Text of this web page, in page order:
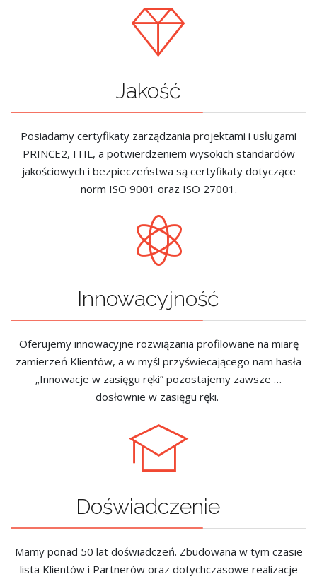
Jakość
Posiadamy certyfikaty zarządzania projektami i usługami
PRINCE2, ITIL, a potwierdzeniem wysokich standardów
jakościowych i bezpieczeństwa są certyfikaty dotyczące
norm ISO 9001 oraz ISO 27001.
Innowacyjność
Oferujemy innowacyjne rozwiązania profilowane na miarę
zamierzeń Klientów, a w myśl przyświecającego nam hasła
„Innowacje w zasięgu ręki” pozostajemy zawsze …
dosłownie w zasięgu ręki.
Doświadczenie
Mamy ponad 50 lat doświadczeń. Zbudowana w tym czasie
lista Klientów i Partnerów oraz dotychczasowe realizacje